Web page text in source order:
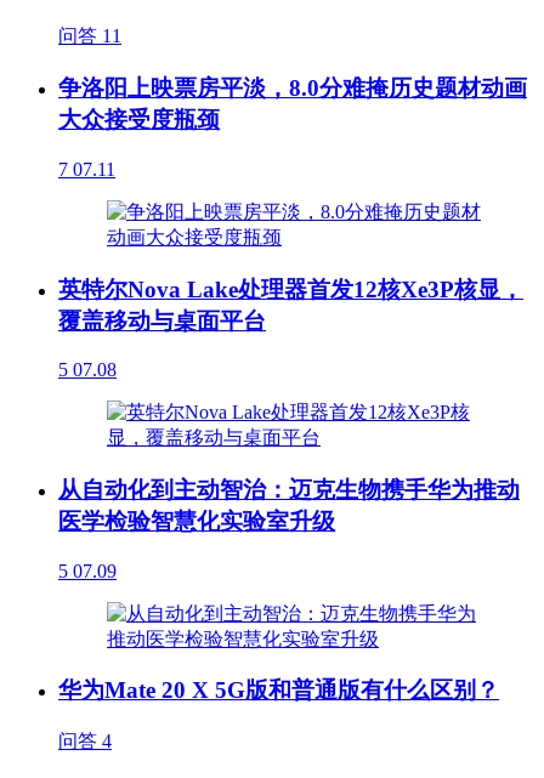
问答 11
争洛阳上映票房平淡，8.0分难掩历史题材动画
大众接受度瓶颈
7 07.11
英特尔Nova Lake处理器首发12核Xe3P核显，
覆盖移动与桌面平台
5 07.08
从自动化到主动智治：迈克生物携手华为推动
医学检验智慧化实验室升级
5 07.09
华为Mate 20 X 5G版和普通版有什么区别？
问答 4